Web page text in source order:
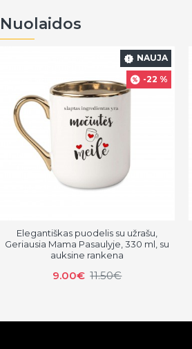
Nuolaidos
NAUJA
-22 %
Elegantiškas puodelis su užrašu,
Geriausia Mama Pasaulyje, 330 ml, su
auksine rankena
9.00€ 11.50€